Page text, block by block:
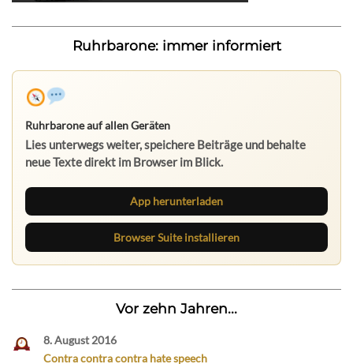
Ruhrbarone: immer informiert
Ruhrbarone auf allen Geräten
Lies unterwegs weiter, speichere Beiträge und behalte
neue Texte direkt im Browser im Blick.
App herunterladen
Browser Suite installieren
Vor zehn Jahren...
8. August 2016
Contra contra contra hate speech